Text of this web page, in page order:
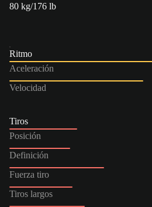
80 kg/176 lb
Ritmo
Aceleración
Velocidad
Tiros
Posición
Definición
Fuerza tiro
Tiros largos